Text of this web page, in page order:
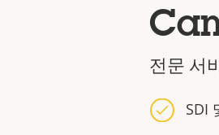
전문 서
SDI